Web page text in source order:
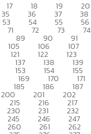
17 18 19 20
35 36 37 38
53 54 55 56
71 72 73 74
89 90 91
105 106 107
121 122 123
137 138 139
153 154 155
169 170 171
185 186 187
200 201 202
215 216 217
230 231 232
245 246 247
260 261 262